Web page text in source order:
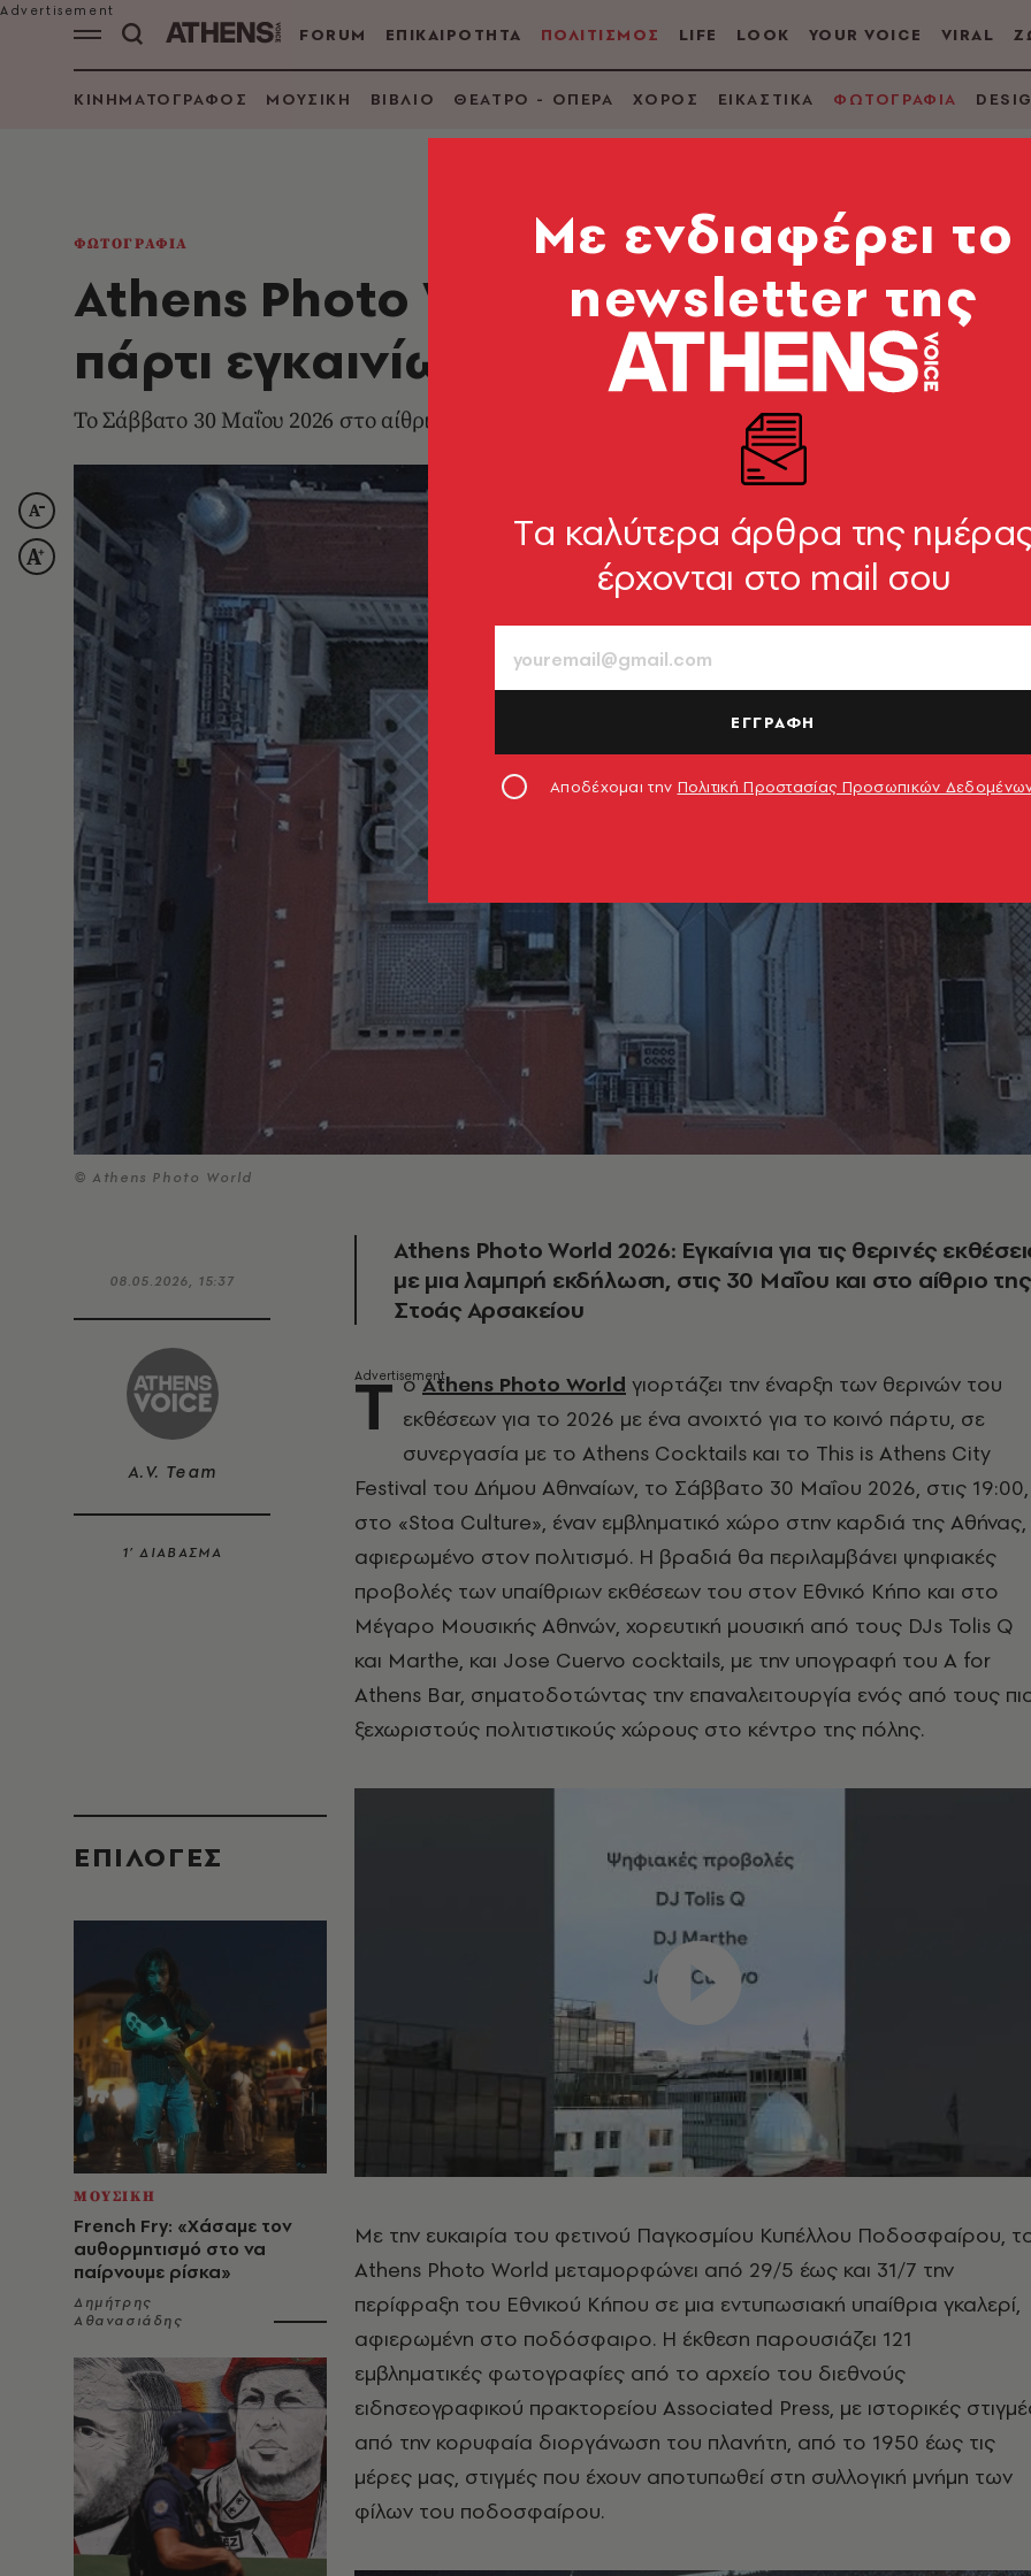
FORUM ΕΠΙΚΑΙΡΟΤΗΤΑ ΠΟΛΙΤΙΣΜΟΣ LIFE LOOK YOUR VOICE VIRAL
ΚΙΝΗΜΑΤΟΓΡΑΦΟΣ ΜΟΥΣΙΚΗ ΒΙΒΛΙΟ ΘΕΑΤΡΟ - ΟΠΕΡΑ ΧΟΡΟΣ ΕΙΚΑΣΤΙΚΑ ΦΩΤΟΓΡΑΦΙΑ
ΦΩΤΟΓΡΑΦΙΑ
Athens Photo World 2026: Όλα έτοιμα
πάρτι εγκαινίων των θερινών
Το Σάββατο 30 Μαΐου 2026 στο αίθριο της Στοάς Αρσακείου
© Athens Photo World
08.05.2026, 15:37
A.V. Team
1’ ΔΙΑΒΑΣΜΑ
EΠΙΛΟΓΈΣ
ΜΟΥΣΙΚΗ
French Fry: «Χάσαμε τον
αυθορμητισμό στο να
παίρνουμε ρίσκα»
Δημήτρης
Αθανασιάδης
Athens Photo World 2026: Εγκαίνια για τις θερινές
με μια λαμπρή εκδήλωση, στις 30 Μαΐου και στο αίθριο της
Στοάς Αρσακείου
Τ οAthens Photo World γιορτάζει την έναρξη των θερινών του
εκθέσεων για το 2026 με ένα ανοιχτό για το κοινό πάρτυ, σε
συνεργασία με το Athens Cocktails και το This is Athens City
Festival του Δήμου Αθηναίων, το Σάββατο 30 Μαΐου 2026, στις 19:00,
στο «Stoa Culture», έναν εμβληματικό χώρο στην καρδιά της Αθήνας,
αφιερωμένο στον πολιτισμό. Η βραδιά θα περιλαμβάνει ψηφιακές
προβολές των υπαίθριων εκθέσεων του στον Εθνικό Κήπο και στο
Μέγαρο Μουσικής Αθηνών, χορευτική μουσική από τους DJs Tolis Q
και Marthe, και Jose Cuervo cocktails, με την υπογραφή του A for
Athens Bar, σηματοδοτώντας την επαναλειτουργία ενός από τους
ξεχωριστούς πολιτιστικούς χώρους στο κέντρο της πόλης.
Με την ευκαιρία του φετινού Παγκοσμίου Κυπέλλου Ποδοσφαίρου,
Athens Photo World μεταμορφώνει από 29/5 έως και 31/7 την
περίφραξη του Εθνικού Κήπου σε μια εντυπωσιακή υπαίθρια γκαλερί,
αφιερωμένη στο ποδόσφαιρο. Η έκθεση παρουσιάζει 121
εμβληματικές φωτογραφίες από το αρχείο του διεθνούς
ειδησεογραφικού πρακτορείου Associated Press, με ιστορικές
από την κορυφαία διοργάνωση του πλανήτη, από το 1950 έως τις
μέρες μας, στιγμές που έχουν αποτυπωθεί στη συλλογική μνήμη των
φίλων του ποδοσφαίρου.
Mε ενδιαφέρει το
newsletter της
Tα καλύτερα άρθρα της
έρχονται στο mail σου
ΕΓΓΡΑΦΗ
Αποδέχομαι την Πολιτική Προστασίας Προσωπικών